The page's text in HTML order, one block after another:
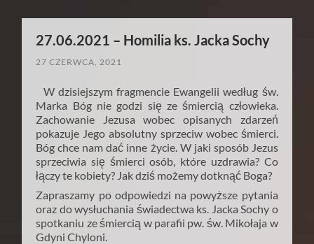
27.06.2021 – Homilia ks. Jacka Sochy
27 CZERWCA, 2021
W dzisiejszym fragmencie Ewangelii według św.
Marka Bóg nie godzi się ze śmiercią człowieka.
Zachowanie Jezusa wobec opisanych zdarzeń
pokazuje Jego absolutny sprzeciw wobec śmierci.
Bóg chce nam dać inne życie. W jaki sposób Jezus
sprzeciwia się śmierci osób, które uzdrawia? Co
łączy te kobiety? Jak dziś możemy dotknąć Boga?
Zapraszamy po odpowiedzi na powyższe pytania
oraz do wysłuchania świadectwa ks. Jacka Sochy o
spotkaniu ze śmiercią w parafii pw. św. Mikołaja w
Gdyni Chyloni.